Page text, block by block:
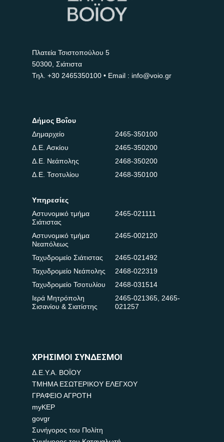
Πλατεία Τσιστοπούλου 5
50300, Σιάτιστα
Τηλ. +30 2465350100 • Email : info@voio.gr
Δήμος Βοΐου
Δημαρχείο
2465-350100
Δ.Ε. Ασκίου
2465-350200
Δ.Ε. Νεάπολης
2468-350200
Δ.Ε. Τσοτυλίου
2468-350100
Υπηρεσίες
Αστυνομικό τμήμα
Σιάτιστας
2465-021111
Αστυνομικό τμήμα
Νεαπόλεως
2465-002120
Ταχυδρομείο Σιάτιστας
2465-021492
Ταχυδρομείο Νεάπολης
2468-022319
Ταχυδρομείο Τσοτυλίου
2468-031514
Ιερά Μητρόπολη
Σισανίου & Σιατίστης
2465-021365, 2465-
021257
ΧΡΗΣΙΜΟΙ ΣΥΝΔΕΣΜΟΙ
Δ.Ε.Υ.Α. ΒΟΪΟΥ
ΤΜΗΜΑ ΕΣΩΤΕΡΙΚΟΥ ΕΛΕΓΧΟΥ
ΓΡΑΦΕΙΟ ΑΓΡΟΤΗ
myKEP
govgr
Συνήγορος του Πολίτη